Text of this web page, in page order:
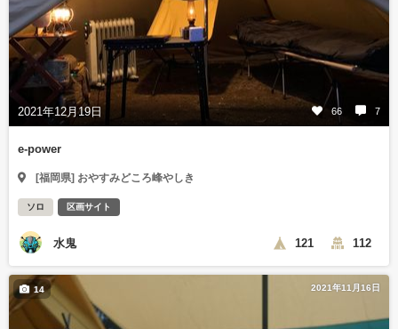
2021年12月19日 66 7
e-power
[福岡県] おやすみどころ峰やしき
ソロ 区画サイト
水鬼 121 112
2021年11月16日
14